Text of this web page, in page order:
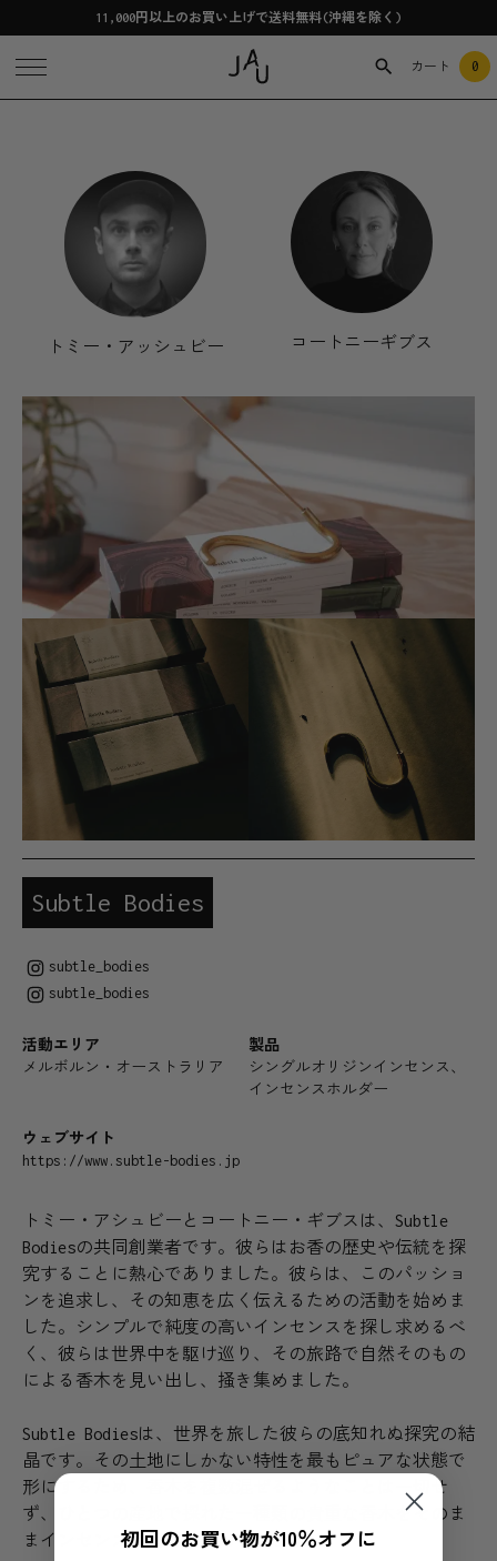
11,000円以上のお買い上げで送料無料(沖縄を除く)
カート 0
トミー・アッシュビー コートニーギブス
Subtle Bodies
subtle_bodies
subtle_bodies
活動エリア
メルボルン・オーストラリア
製品
シングルオリジンインセンス、
インセンスホルダー
ウェブサイト
https://www.subtle-bodies.jp
トミー・アシュビーとコートニー・ギブスは、Subtle
Bodiesの共同創業者です。彼らはお香の歴史や伝統を探
究することに熱心でありました。彼らは、このパッショ
ンを追求し、その知恵を広く伝えるための活動を始めま
した。シンプルで純度の高いインセンスを探し求めるべ
く、彼らは世界中を駆け巡り、その旅路で自然そのもの
による香木を見い出し、掻き集めました。
Subtle Bodiesは、世界を旅した彼らの底知れぬ探究の結
晶です。その土地にしかない特性を最もピュアな状態で
形にするため、香木を複数混ぜるようなことは一切せ
ず、ひとつの産地で採れた一種類の貴重な香木をそのま
まインセンスに落とし込んでいます。
初回のお買い物が10％オフに